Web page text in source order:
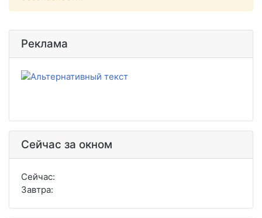
Реклама
Сейчас за окном
Сейчас:
Завтра: